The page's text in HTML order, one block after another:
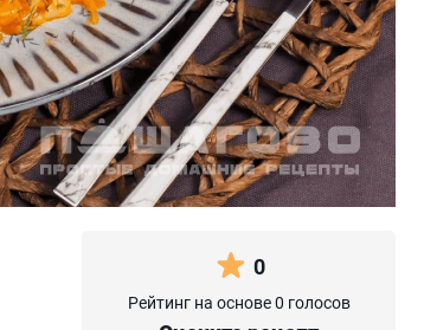
0
Рейтинг на основе 0 голосов